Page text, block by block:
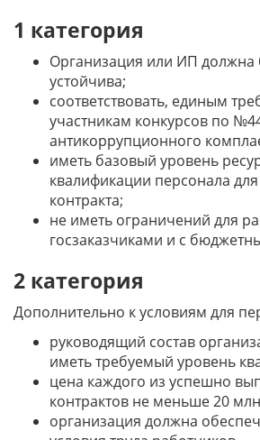
1 категория
Организация или ИП должна
устойчива;
соответствовать, единым
участникам конкурсов по
антикоррупционного
иметь базовый уровень
квалификации персонала
контракта;
не иметь ограничений для
госзаказчиками и с
2 категория
Дополнительно к условиям для
руководящий состав
иметь требуемый уровень
цена каждого из успешно
контрактов не меньше 20
организация должна